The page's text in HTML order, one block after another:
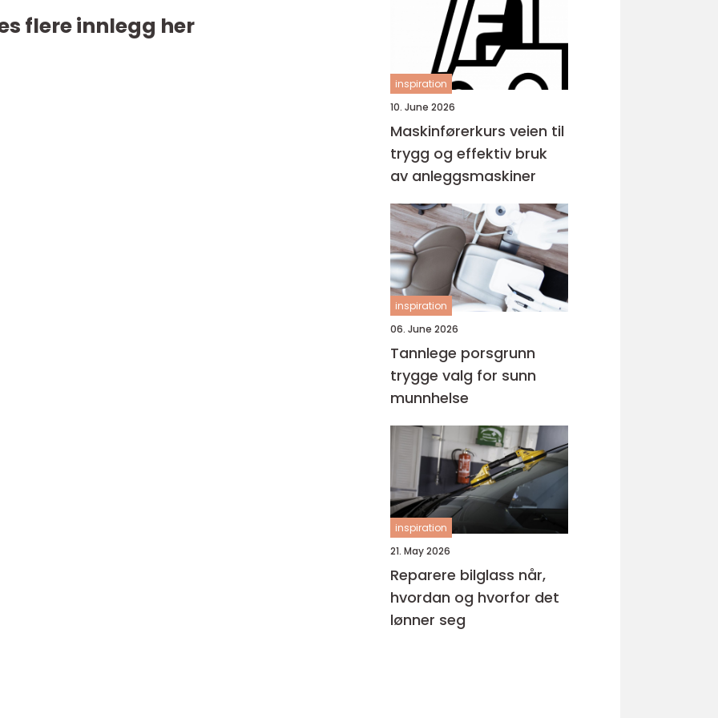
flere innlegg her
inspiration
10. June 2026
Maskinførerkurs veien til
trygg og effektiv bruk
av anleggsmaskiner
inspiration
06. June 2026
Tannlege porsgrunn
trygge valg for sunn
munnhelse
inspiration
21. May 2026
Reparere bilglass når,
hvordan og hvorfor det
lønner seg